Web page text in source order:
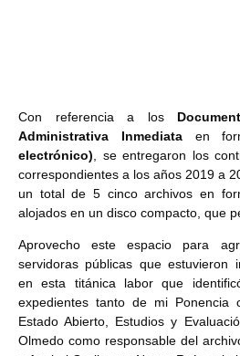
Con referencia a los
Administrativa Inmediataen
electrónico) , se entregaron los
correspondientes a los años 2019 a
un total de 5 cinco archivos en
alojados en un disco compacto, que
Aprovecho este espacio para
servidoras públicas que estuvieron
en esta titánica labor que
expedientes tanto de mi Ponencia
Estado Abierto, Estudios y
Olmedo como responsable del